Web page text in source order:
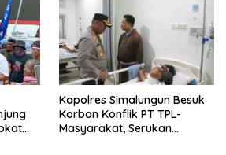
Kapolres Simalungun Besuk
Korban Konflik PT TPL-
Masyarakat, Serukan